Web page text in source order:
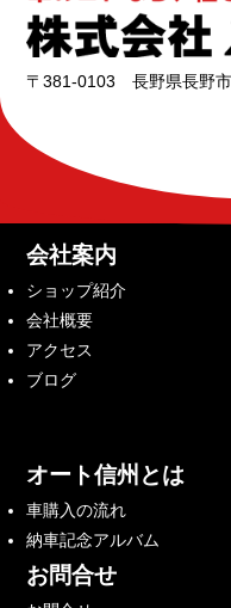
〒381-0103 長野県長野
会社案内
ショップ紹介
会社概要
アクセス
ブログ
オート信州とは
車購入の流れ
納車記念アルバム
お問合せ